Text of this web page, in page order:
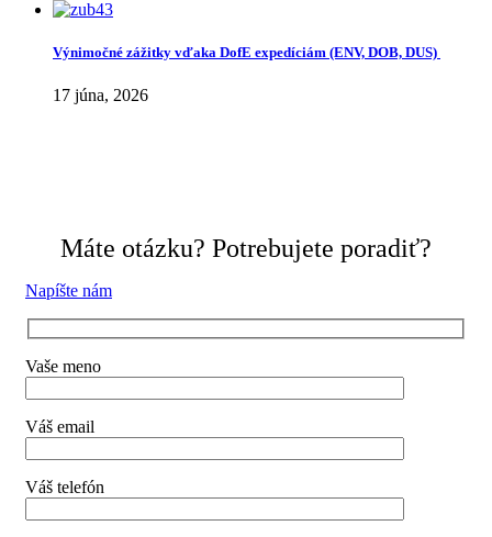
Výnimočné zážitky vďaka DofE expedíciám (ENV, DOB, DUS)
17 júna, 2026
Máte otázku? Potrebujete poradiť?
Napíšte nám
Vaše meno
Váš email
Váš telefón